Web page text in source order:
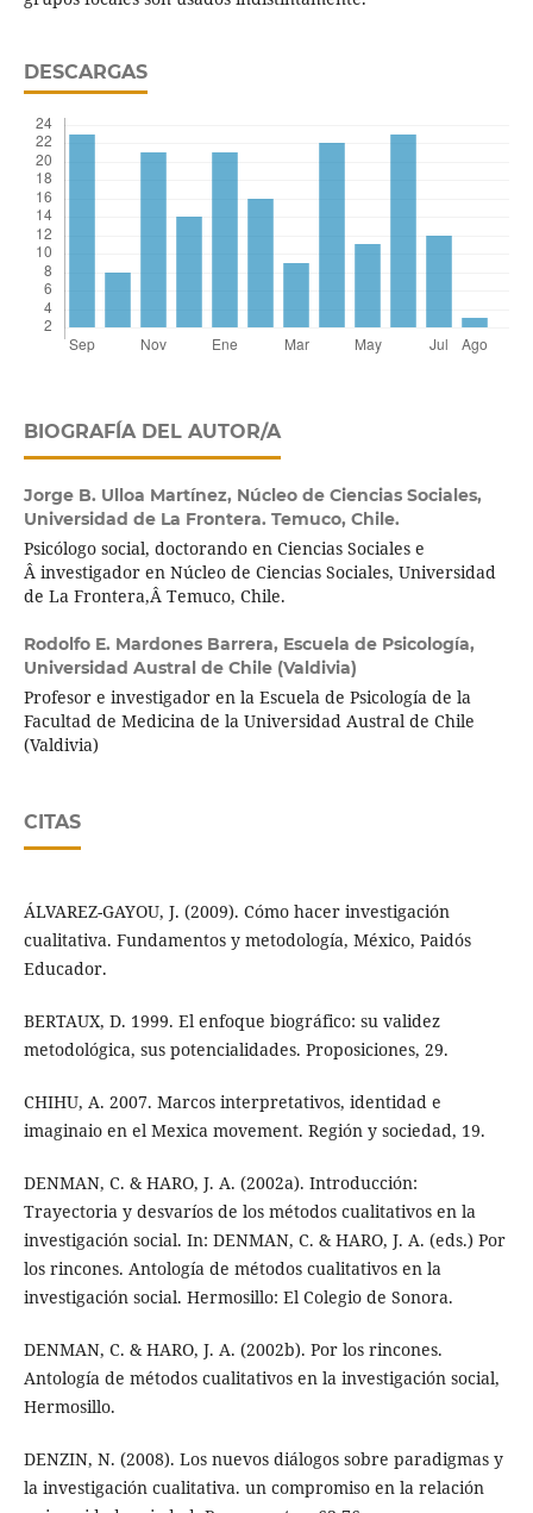
DESCARGAS
BIOGRAFÍA DEL AUTOR/A
Jorge B. Ulloa Martínez, Núcleo de Ciencias Sociales,
Universidad de La Frontera. Temuco, Chile.
Psicólogo social, doctorando en Ciencias Sociales e
Â investigador en Núcleo de Ciencias Sociales, Universidad
de La Frontera,Â Temuco, Chile.
Rodolfo E. Mardones Barrera, Escuela de Psicología,
Universidad Austral de Chile (Valdivia)
Profesor e investigador en la Escuela de Psicología de la
Facultad de Medicina de la Universidad Austral de Chile
(Valdivia)
CITAS
ÁLVAREZ-GAYOU, J. (2009). Cómo hacer investigación
cualitativa. Fundamentos y metodología, México, Paidós
Educador.
BERTAUX, D. 1999. El enfoque biográfico: su validez
metodológica, sus potencialidades. Proposiciones, 29.
CHIHU, A. 2007. Marcos interpretativos, identidad e
imaginaio en el Mexica movement. Región y sociedad, 19.
DENMAN, C. & HARO, J. A. (2002a). Introducción:
Trayectoria y desvaríos de los métodos cualitativos en la
investigación social. In: DENMAN, C. & HARO, J. A. (eds.) Por
los rincones. Antología de métodos cualitativos en la
investigación social. Hermosillo: El Colegio de Sonora.
DENMAN, C. & HARO, J. A. (2002b). Por los rincones.
Antología de métodos cualitativos en la investigación social,
Hermosillo.
DENZIN, N. (2008). Los nuevos diálogos sobre paradigmas y
la investigación cualitativa. un compromiso en la relación